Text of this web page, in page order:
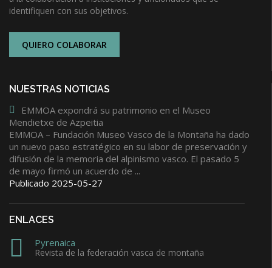
identifiquen con sus objetivos.
QUIERO COLABORAR
NUESTRAS NOTICIAS
EMMOA expondrá su patrimonio en el Museo
Mendietxe de Azpeitia
EMMOA – Fundación Museo Vasco de la Montaña ha dado
un nuevo paso estratégico en su labor de preservación y
difusión de la memoria del alpinismo vasco. El pasado 5
de mayo firmó un acuerdo de ...
Publicado 2025-05-27
ENLACES
Pyrenaica
Revista de la federación vasca de montaña